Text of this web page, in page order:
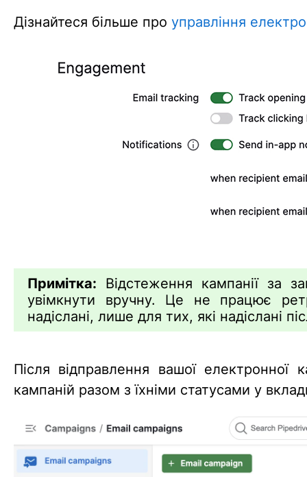
Дізнайтеся більше про управління
Примітка: Відстеження кампанії за
увімкнути вручну. Це не працює
надіслані, лише для тих, які надіслані
Після відправлення вашої електронної
кампаній разом з їхніми статусами у